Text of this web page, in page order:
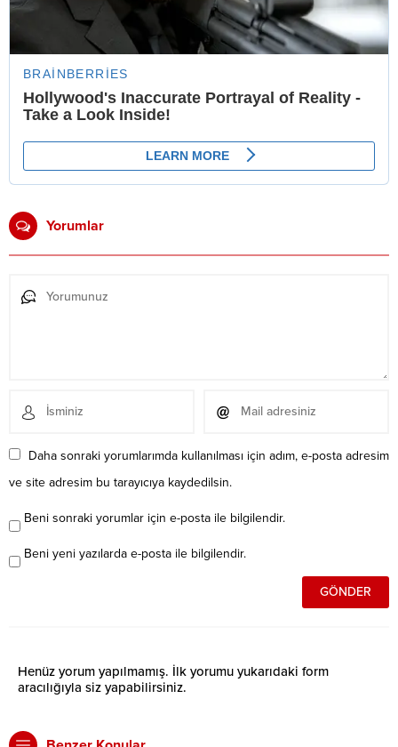
Yorumlar
Daha sonraki yorumlarımda kullanılması için adım, e-posta adresim
ve site adresim bu tarayıcıya kaydedilsin.
Beni sonraki yorumlar için e-posta ile bilgilendir.
Beni yeni yazılarda e-posta ile bilgilendir.
Henüz yorum yapılmamış. İlk yorumu yukarıdaki form
aracılığıyla siz yapabilirsiniz.